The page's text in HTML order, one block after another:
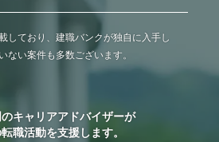
しており、建職バンクが独自に入手し
ない案件も多数ございます。
キャリアアドバイザーが
職活動を支援します。